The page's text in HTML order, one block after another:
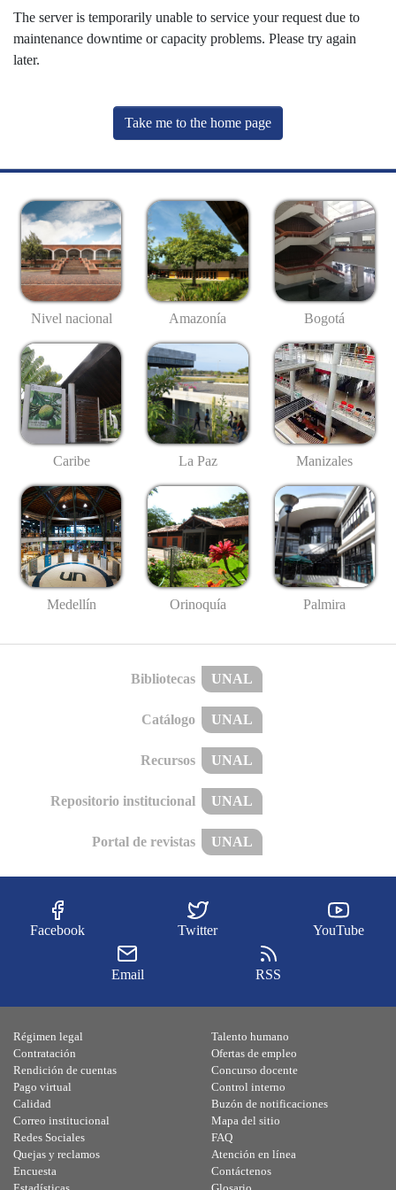
The server is temporarily unable to service your request due to
maintenance downtime or capacity problems. Please try again
later.
Take me to the home page
Nivel nacional Amazonía Bogotá
Caribe La Paz Manizales
Medellín Orinoquía Palmira
Bibliotecas UNAL
Catálogo UNAL
Recursos UNAL
Repositorio institucional UNAL
Portal de revistas UNAL
Facebook Twitter YouTube
Email RSS
Régimen legal
Contratación
Rendición de cuentas
Pago virtual
Calidad
Talento humano
Ofertas de empleo
Concurso docente
Control interno
Buzón de notificaciones
Correo institucional
Redes Sociales
Quejas y reclamos
Encuesta
Mapa del sitio
FAQ
Atención en línea
Contáctenos